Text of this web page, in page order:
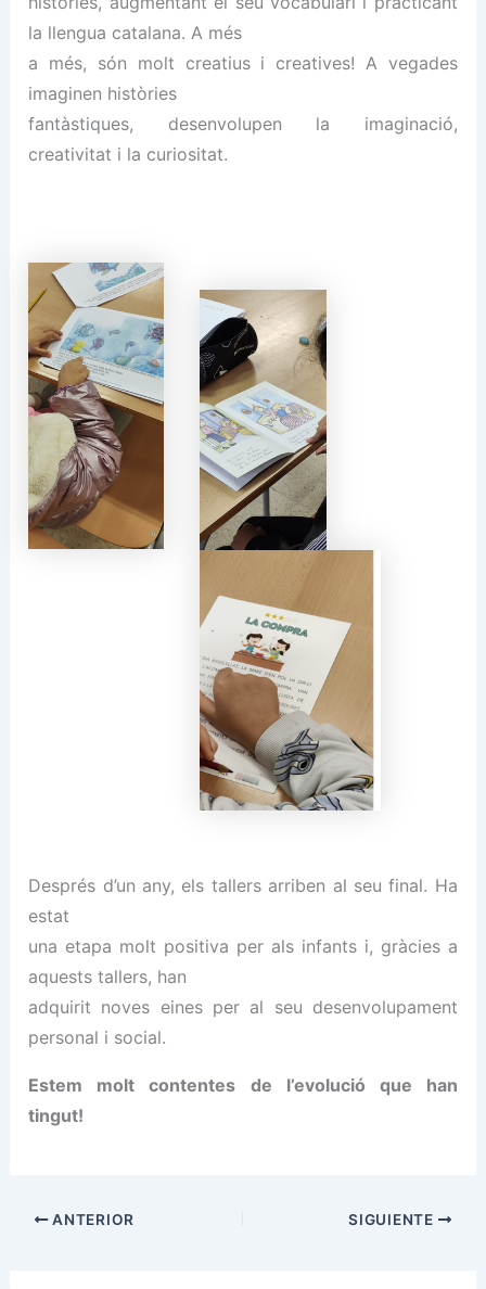
la llengua catalana. A més
a més, són molt creatius i creatives! A vegades
imaginen històries
fantàstiques, desenvolupen la imaginació,
creativitat i la curiositat.
Després d’un any, els tallers arriben al seu final. Ha
estat
una etapa molt positiva per als infants i, gràcies a
aquests tallers, han
adquirit noves eines per al seu desenvolupament
personal i social.
Estem molt contentes de l’evolució que han
tingut!
ANTERIOR SIGUIENTE